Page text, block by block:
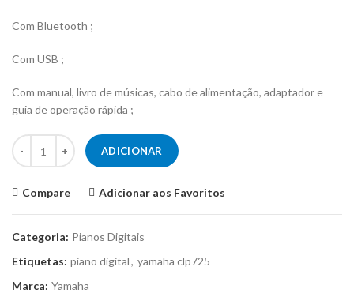
Com Bluetooth ;
Com USB ;
Com manual, livro de músicas, cabo de alimentação, adaptador e
guia de operação rápida ;
Quantidade de Piano Digital Yamaha CLP-725 B Preto Acetinado
ADICIONAR
Compare Adicionar aos Favoritos
Categoria: Pianos Digitais
Etiquetas: piano digital, yamaha clp725
Marca: Yamaha